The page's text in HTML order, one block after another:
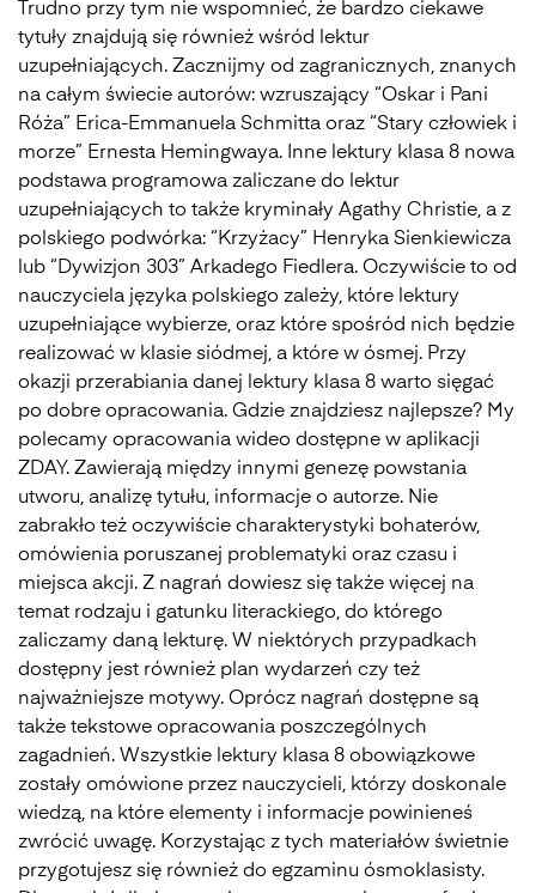
Trudno przy tym nie wspomnieć, że bardzo ciekawe
tytuły znajdują się również wśród lektur
uzupełniających. Zacznijmy od zagranicznych, znanych
na całym świecie autorów: wzruszający “Oskar i Pani
Róża” Erica-Emmanuela Schmitta oraz “Stary człowiek i
morze” Ernesta Hemingwaya. Inne lektury klasa 8 nowa
podstawa programowa zaliczane do lektur
uzupełniających to także kryminały Agathy Christie, a z
polskiego podwórka: “Krzyżacy” Henryka Sienkiewicza
lub “Dywizjon 303” Arkadego Fiedlera. Oczywiście to od
nauczyciela języka polskiego zależy, które lektury
uzupełniające wybierze, oraz które spośród nich będzie
realizować w klasie siódmej, a które w ósmej. Przy
okazji przerabiania danej lektury klasa 8 warto sięgać
po dobre opracowania. Gdzie znajdziesz najlepsze? My
polecamy opracowania wideo dostępne w aplikacji
ZDAY. Zawierają między innymi genezę powstania
utworu, analizę tytułu, informacje o autorze. Nie
zabrakło też oczywiście charakterystyki bohaterów,
omówienia poruszanej problematyki oraz czasu i
miejsca akcji. Z nagrań dowiesz się także więcej na
temat rodzaju i gatunku literackiego, do którego
zaliczamy daną lekturę. W niektórych przypadkach
dostępny jest również plan wydarzeń czy też
najważniejsze motywy. Oprócz nagrań dostępne są
także tekstowe opracowania poszczególnych
zagadnień. Wszystkie lektury klasa 8 obowiązkowe
zostały omówione przez nauczycieli, którzy doskonale
wiedzą, na które elementy i informacje powinieneś
zwrócić uwagę. Korzystając z tych materiałów świetnie
przygotujesz się również do egzaminu ósmoklasisty.